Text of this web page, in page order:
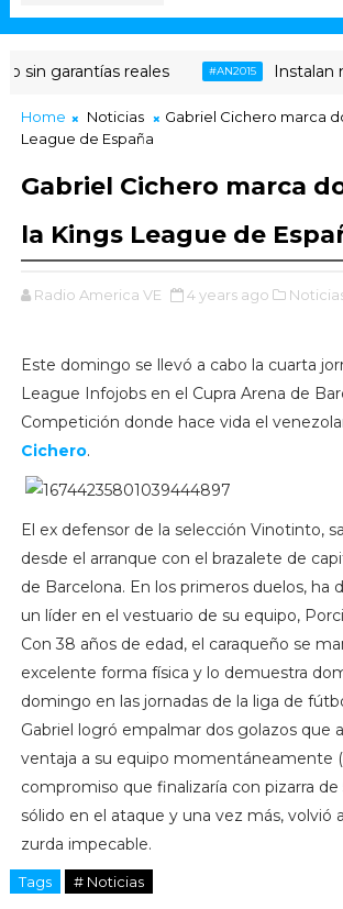
garantías reales #AN2015 Instalan
Home Noticias
Gabriel Cichero marca
League de España
Gabriel Cichero marca
la Kings League de
Radio America VE 4 years ago
Este domingo se llevó a cabo la cuarta
League Infojobs en el Cupra Arena de
Competición donde hace vida el
Cichero.
El ex defensor de la selección Vinotinto,
desde el arranque con el brazalete de
de Barcelona. En los primeros duelos, ha
un líder en el vestuario de su equipo,
Con 38 años de edad, el caraqueño se
excelente forma física y lo demuestra
domingo en las jornadas de la liga de
Gabriel logró empalmar dos golazos que
ventaja a su equipo momentáneamente
compromiso que finalizaría con pizarra de
sólido en el ataque y una vez más, volvió
zurda impecable.
Tags # Noticias